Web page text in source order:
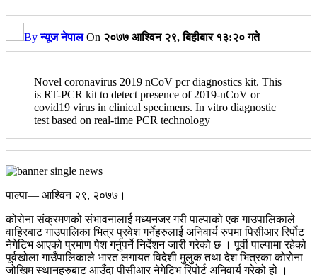
Byन्यूज नेपाल On २०७७ आश्विन २९, बिहीबार १३:२० गते
Novel coronavirus 2019 nCoV pcr diagnostics kit. This
is RT-PCR kit to detect presence of 2019-nCoV or
covid19 virus in clinical specimens. In vitro diagnostic
test based on real-time PCR technology
पाल्पा— आश्विन २९, २०७७।
कोरोना संक्रमणको संभावनालाई मध्यनजर गरी पाल्पाको एक गाउपालिकाले
वाहिरबाट गाउपालिका भित्र प्रवेश गर्नेहरुलाई अनिवार्य रुपमा पिसीआर रिर्पोट
नेगेटिभ आएको प्रमाण पेश गर्नुपर्ने निर्देशन जारी गरेको छ । पूर्वी पाल्पामा रहेको
पूर्वखोला गाउँपालिकाले भारत लगायत विदेशी मुलुक तथा देश भित्रका कोरोना
जोखिम स्थानहरुबाट आउँदा पीसीआर नेगेटिभ रिपोर्ट अनिवार्य गरेको हो ।